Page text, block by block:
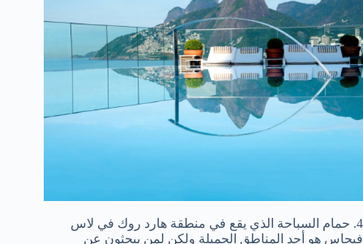
4. حمام السباحة الذي يقع في منطقة هارد روك في لاس
فيجاس هو أحد المناطق الجميلة ولكن لمن يبحثون عن